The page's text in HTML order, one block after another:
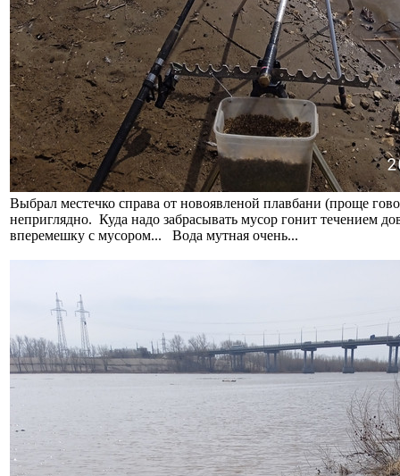
Выбрал местечко справа от новоявленой плавбани (проще
неприглядно. Куда надо забрасывать мусор гонит течением
вперемешку с мусором... Вода мутная очень...